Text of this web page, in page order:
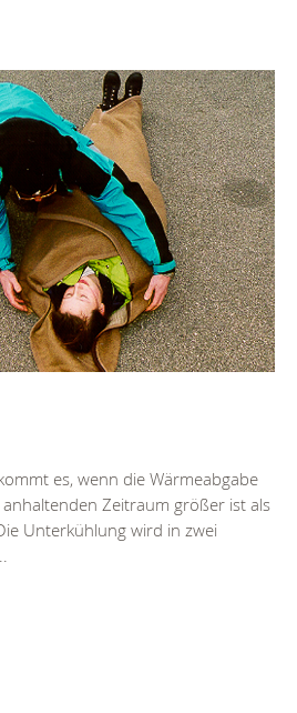
es, wenn die Wärmeabgabe
Zeitraum größer ist als
Unterkühlung wird in zwei